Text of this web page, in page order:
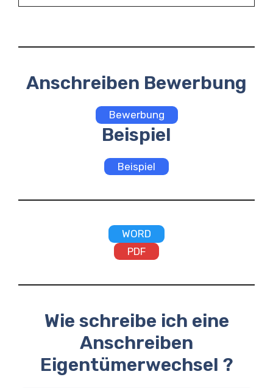
Anschreiben Bewerbung
Bewerbung
Beispiel
Beispiel
WORD
PDF
Wie schreibe ich eine
Anschreiben
Eigentümerwechsel ?